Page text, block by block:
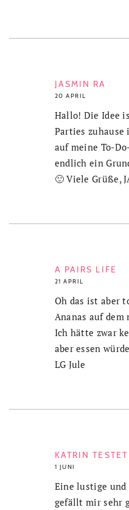
JASMIN RA
20 APRIL
Hallo! Die Idee
Parties zuhause
auf meine To-
endlich ein
🙂 Viele Grüße,
A PAIRS LIFE
21 APRIL
Oh das ist aber
Ananas auf
Ich hätte zwar
aber essen
LG Jule
KATRIN
1 JUNI
Eine lustige und
gefällt mir sehr